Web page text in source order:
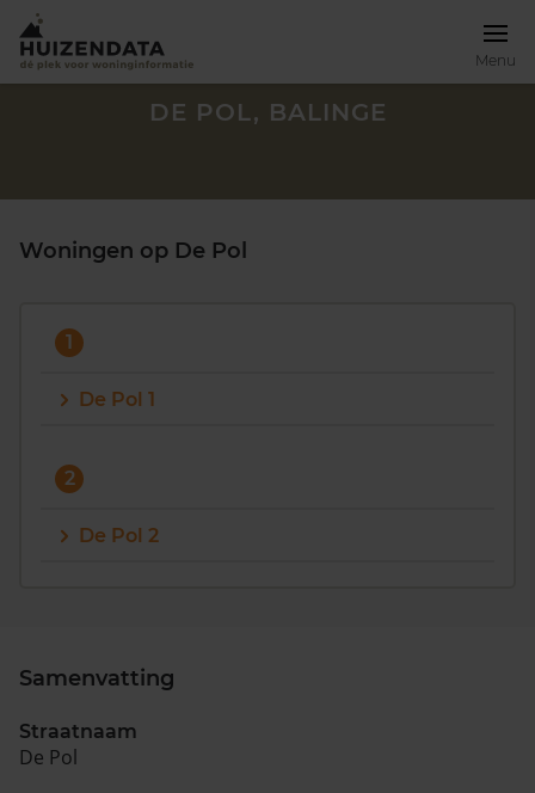
Menu
Zoek een woning
Maandag t/m vrijdag - 08:00 -18:00
DE POL, BALINGE
Woningen op De Pol
1
De Pol 1
2
De Pol 2
Samenvatting
Straatnaam
De Pol